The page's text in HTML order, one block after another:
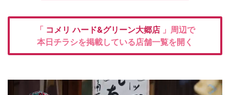
「 コメリハード&グリーン大郷店 」周辺で
本日チラシを掲載している店舗一覧を開く